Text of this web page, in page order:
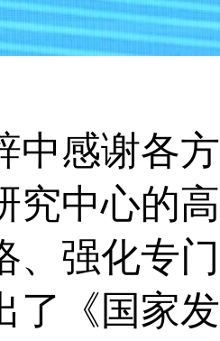
中感谢各
究中心的
、强化专
了《国家